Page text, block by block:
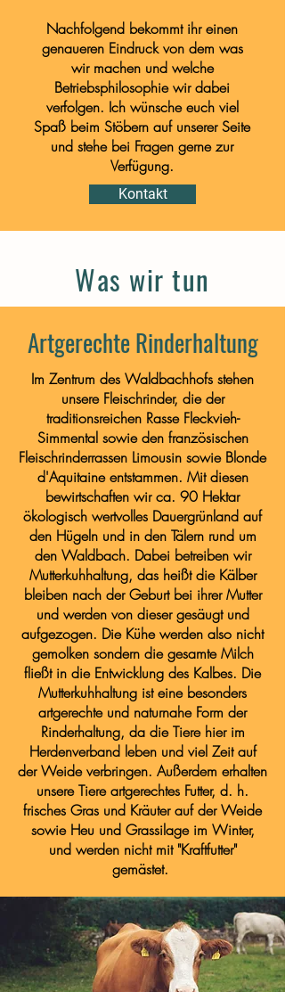
Nachfolgend bekommt ihr einen
genaueren Eindruck von dem was
wir machen und welche
Betriebsphilosophie wir dabei
verfolgen. Ich wünsche euch viel
Spaß beim Stöbern auf unserer Seite
und stehe bei Fragen gerne zur
Verfügung.
Kontakt
Was wir tun
Artgerechte Rinderhaltung
Im Zentrum des Waldbachhofs stehen
unsere Fleischrinder, die der
traditionsreichen Rasse Fleckvieh-
Simmental sowie den französischen
Fleischrinderrassen Limousin sowie Blonde
d'Aquitaine entstammen. Mit diesen
bewirtschaften wir ca. 90 Hektar
ökologisch wertvolles Dauergrünland auf
den Hügeln und in den Tälern rund um
den Waldbach. Dabei betreiben wir
Mutterkuhhaltung, das heißt die Kälber
bleiben nach der Geburt bei ihrer Mutter
und werden von dieser gesäugt und
aufgezogen. Die Kühe werden also nicht
gemolken sondern die gesamte Milch
fließt in die Entwicklung des Kalbes. Die
Mutterkuhhaltung ist eine besonders
artgerechte und naturnahe Form der
Rinderhaltung, da die Tiere hier im
Herdenverband leben und viel Zeit auf
der Weide verbringen. Außerdem erhalten
unsere Tiere artgerechtes Futter, d. h.
frisches Gras und Kräuter auf der Weide
sowie Heu und Grassilage im Winter,
und werden nicht mit "Kraftfutter"
gemästet.